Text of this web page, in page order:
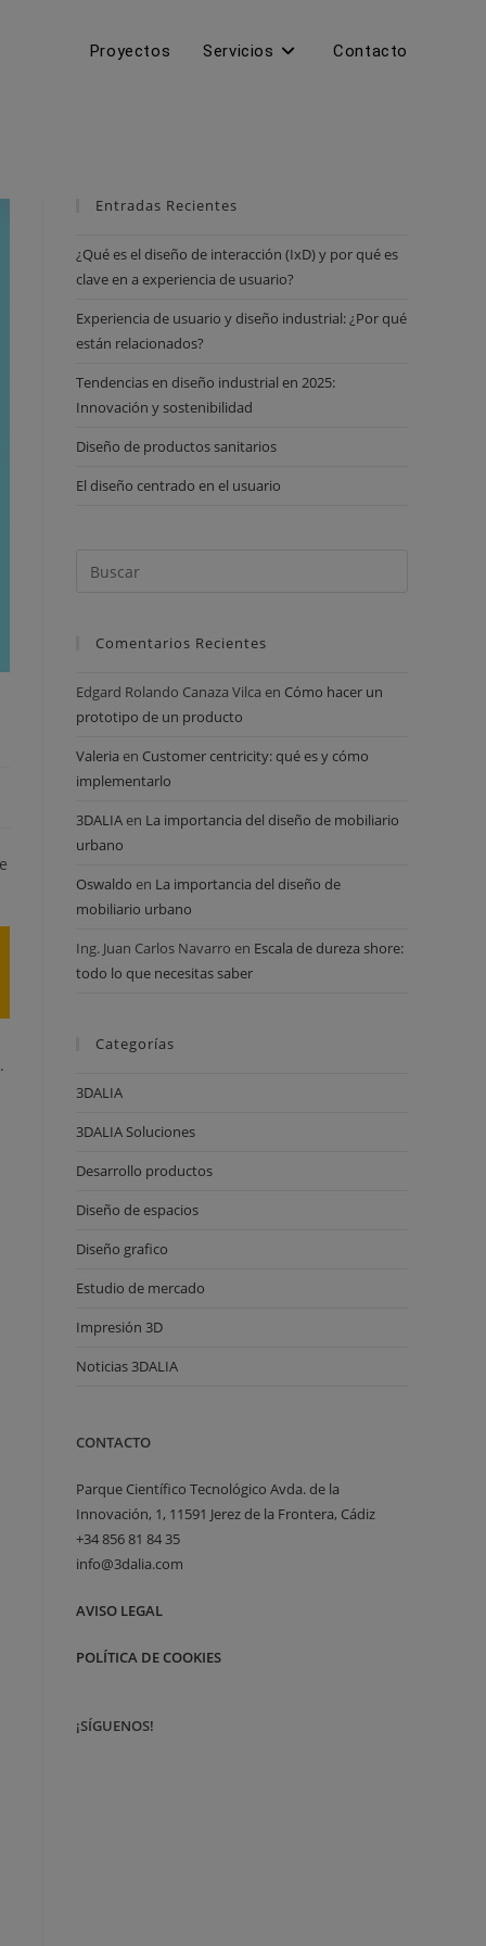
Proyectos Servicios Contacto
Entradas Recientes
¿Qué es el diseño de interacción (IxD) y por qué es
clave en a experiencia de usuario?
Experiencia de usuario y diseño industrial: ¿Por qué
están relacionados?
Tendencias en diseño industrial en 2025:
Innovación y sostenibilidad
Diseño de productos sanitarios
El diseño centrado en el usuario
Comentarios Recientes
Edgard Rolando Canaza Vilca en Cómo hacer un
prototipo de un producto
Valeria en Customer centricity: qué es y cómo
implementarlo
3DALIA en La importancia del diseño de mobiliario
urbano
Oswaldo en La importancia del diseño de
mobiliario urbano
Ing. Juan Carlos Navarro en Escala de dureza shore:
todo lo que necesitas saber
Categorías
3DALIA
3DALIA Soluciones
Desarrollo productos
Diseño de espacios
Diseño grafico
Estudio de mercado
Impresión 3D
Noticias 3DALIA
CONTACTO
Parque Científico Tecnológico Avda. de la
Innovación, 1, 11591 Jerez de la Frontera, Cádiz
+34 856 81 84 35
info@3dalia.com
AVISO LEGAL
POLÍTICA DE COOKIES
¡SÍGUENOS!